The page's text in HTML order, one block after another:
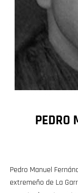
PEDRO
Pedro Manuel
extremeño de La